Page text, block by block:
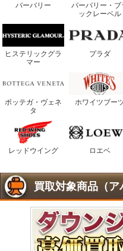
バーバリー
バーバリー・ブ
ックレーベル
ヒステリックグラ
マー
プラダ
ボッテガ・ヴェネ
タ
ホワイツブー
レッドウイング ロエベ
買取対象商品（ア